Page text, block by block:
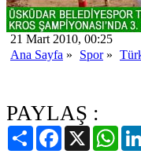
21 Mart 2010, 00:25
Ana Sayfa » Spor»
PAYLAŞ :
PaylaşFacebook
X